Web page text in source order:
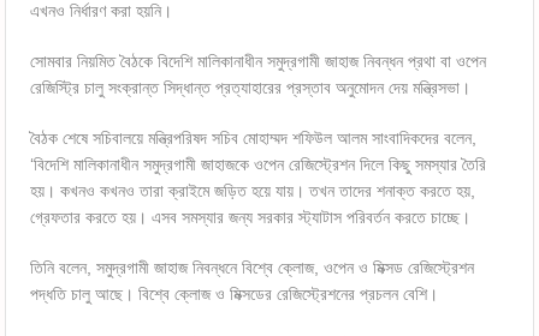
এখনও নির্ধারণ করা হয়নি।
সোমবার নিয়মিত বৈঠকে বিদেশি মালিকানাধীন সমুদ্রগামী জাহাজ নিবন্ধন প্রথা বা ওপেন
রেজিস্ট্রি চালু সংক্রান্ত সিদ্ধান্ত প্রত্যাহারের প্রস্তাব অনুমোদন দেয় মন্ত্রিসভা।
বৈঠক শেষে সচিবালয়ে মন্ত্রিপরিষদ সচিব মোহাম্মদ শফিউল আলম সাংবাদিকদের বলেন,
‘বিদেশি মালিকানাধীন সমুদ্রগামী জাহাজকে ওপেন রেজিস্ট্রেশন দিলে কিছু সমস্যার তৈরি
হয়। কখনও কখনও তারা ক্রাইমে জড়িত হয়ে যায়। তখন তাদের শনাক্ত করতে হয়,
গ্রেফতার করতে হয়। এসব সমস্যার জন্য সরকার স্ট্যাটাস পরিবর্তন করতে চাচ্ছে।
তিনি বলেন, সমুদ্রগামী জাহাজ নিবন্ধনে বিশ্বে ক্লোজ, ওপেন ও মিক্সড রেজিস্ট্রেশন
পদ্ধতি চালু আছে। বিশ্বে ক্লোজ ও মিক্সডের রেজিস্ট্রেশনের প্রচলন বেশি।